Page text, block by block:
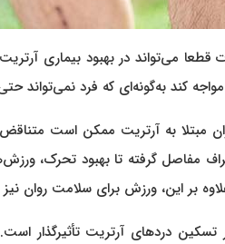
می‌تواند در بهبود بیماری
کند به‌گونه‌ای که فرد نمی‌تواند حتی
مبتلا به آرتریت ممکن است متناقض
مفاصل گرفته تا بهبود تحرک،
بر این، ورزش برای سلامت روان
تسکین دردهای آرتریت تأثیرگذار